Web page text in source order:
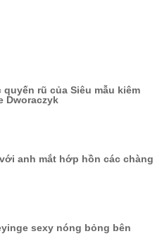
rũ của Siêu mẫu kiêm
Dworaczyk
anh mắt hớp hồn các chàng
sexy nóng bỏng bên